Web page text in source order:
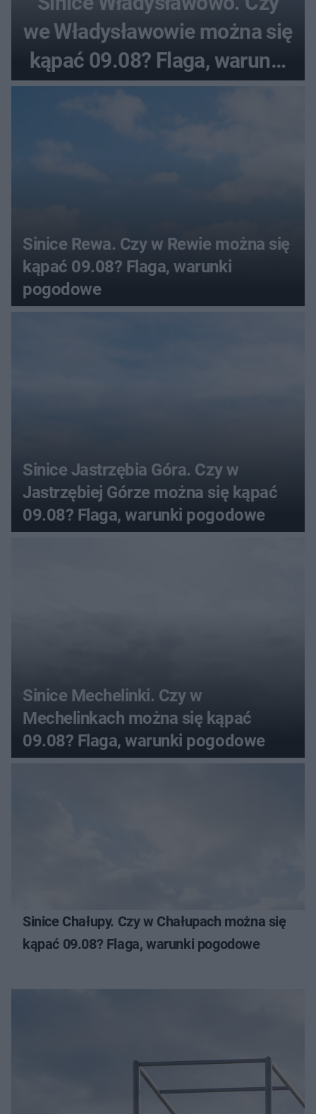
we Władysławowie można się
kąpać 09.08? Flaga, warunki
pogodowe
Sinice Rewa. Czy w Rewie można się
kąpać 09.08? Flaga, warunki
pogodowe
Sinice Jastrzębia Góra. Czy w
Jastrzębiej Górze można się kąpać
09.08? Flaga, warunki pogodowe
Sinice Mechelinki. Czy w
Mechelinkach można się kąpać
09.08? Flaga, warunki pogodowe
Sinice Chałupy. Czy w Chałupach można się
kąpać 09.08? Flaga, warunki pogodowe